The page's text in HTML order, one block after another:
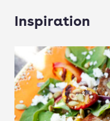
Inspiration